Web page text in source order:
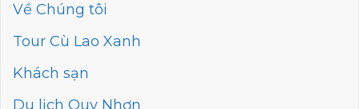
Về Chúng tôi
Tour Cù Lao Xanh
Khách sạn
Du lịch Quy Nhơn